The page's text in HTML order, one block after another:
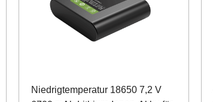
Niedrigtemperatur 18650 7,2 V